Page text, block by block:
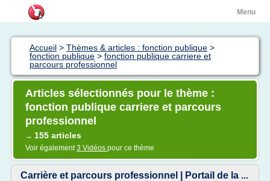
Menu
Accueil > Thèmes & articles : fonction publique >
fonction publique > fonction publique carriere et
parcours professionnel
Articles sélectionnés pour le thème :
fonction publique carriere et parcours
professionnel
→ 155 articles
Voir également3 Vidéos pour ce thème
Carrière et parcours professionnel | Portail de la ...